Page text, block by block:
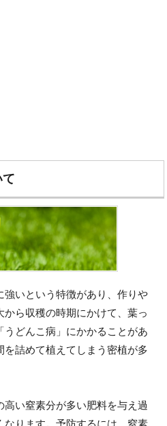
強いという特徴があり、作りや
ら収穫の時期にかけて、葉っ
どんこ病」にかかることがあ
を詰めて植えてしまう密植が多
高い窒素分が多い肥料を与え過